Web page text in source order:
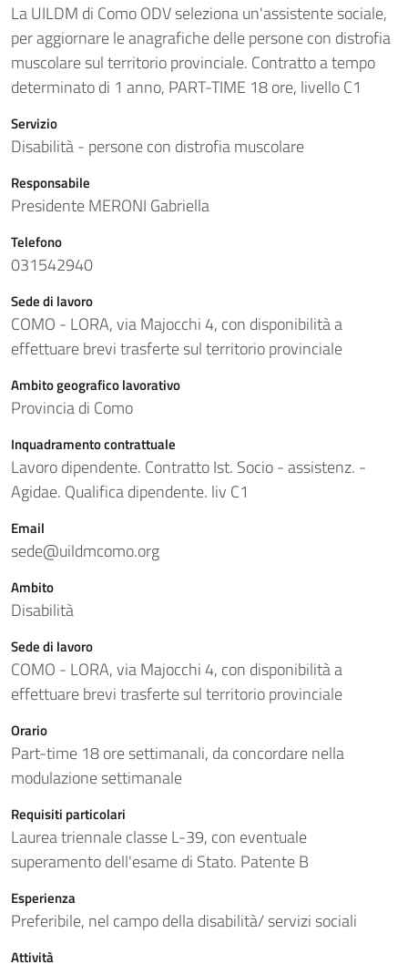
La UILDM di Como ODV seleziona un'assistente sociale,
per aggiornare le anagrafiche delle persone con distrofia
muscolare sul territorio provinciale. Contratto a tempo
determinato di 1 anno, PART-TIME 18 ore, livello C1
Servizio
Disabilità - persone con distrofia muscolare
Responsabile
Presidente MERONI Gabriella
Telefono
031542940
Sede di lavoro
COMO - LORA, via Majocchi 4, con disponibilità a
effettuare brevi trasferte sul territorio provinciale
Ambito geografico lavorativo
Provincia di Como
Inquadramento contrattuale
Lavoro dipendente. Contratto Ist. Socio - assistenz. -
Agidae. Qualifica dipendente. liv C1
Email
sede@uildmcomo.org
Ambito
Disabilità
Sede di lavoro
COMO - LORA, via Majocchi 4, con disponibilità a
effettuare brevi trasferte sul territorio provinciale
Orario
Part-time 18 ore settimanali, da concordare nella
modulazione settimanale
Requisiti particolari
Laurea triennale classe L-39, con eventuale
superamento dell'esame di Stato. Patente B
Esperienza
Preferibile, nel campo della disabilità/ servizi sociali
Attività